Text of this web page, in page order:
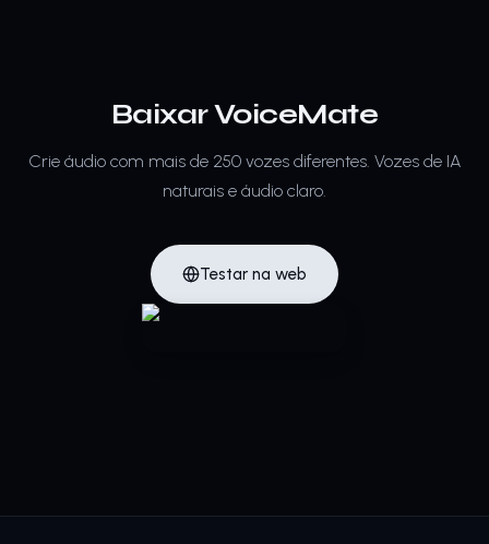
Baixar VoiceMate
Crie áudio com mais de 250 vozes diferentes. Vozes de IA
naturais e áudio claro.
Testar na web